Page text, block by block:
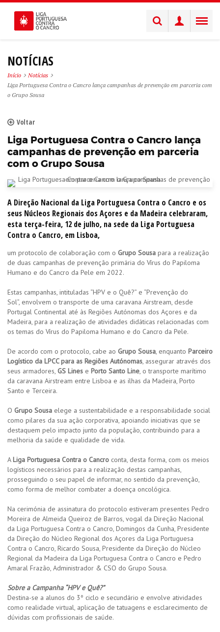
NOTÍCIAS
Início
Notícias
Liga Portuguesa Contra o Cancro lança campanhas de prevenção em parceria com
o Grupo Sousa
Voltar
Liga Portuguesa Contra o Cancro lança
campanhas de prevenção em parceria
com o Grupo Sousa
A Direção Nacional da Liga Portuguesa Contra o Cancro e os
seus Núcleos Regionais dos Açores e da Madeira celebraram,
esta terça-feira, 12 de julho, na sede da Liga Portuguesa
Contra o Cancro, em Lisboa,
um protocolo de colaboração com o Grupo Sousa para a realização
de duas campanhas de prevenção primária do Vírus do Papiloma
Humano e do Cancro da Pele em 2022.
Estas campanhas, intituladas “HPV e o Quê?” e “Prevenção do
Sol”, envolvem o transporte de uma caravana Airstream, desde
Portugal Continental até às Regiões Autónomas dos Açores e da
Madeira, para a realização de atividades didáticas relacionadas com
os temas do Vírus do Papiloma Humano e do Cancro da Pele.
De acordo com o protocolo, cabe ao Grupo Sousa, enquanto Parceiro
Logístico da LPCC para as Regiões Autónomas, assegurar através dos
seus armadores, GS Lines e Porto Santo Line, o transporte marítimo
da caravana Airstream entre Lisboa e as ilhas da Madeira, Porto
Santo e Terceira.
O Grupo Sousa elege a sustentabilidade e a responsabilidade social
como pilares da sua ação corporativa, apoiando iniciativas que se
destaquem pelo impacto junto da população, contribuindo para a
melhoria da saúde e qualidade de vida.
ALiga Portuguesa Contra o Cancro conta, desta forma, com os meios
logísticos necessários para a realização destas campanhas,
prosseguindo o seu papel de informar, no sentido da prevenção,
como forma de melhor combater a doença oncológica.
Na cerimónia de assinatura do protocolo estiveram presentes Pedro
Moreira de Almeida Queiroz de Barros, vogal da Direção Nacional
da Liga Portuguesa Contra o Cancro, Domingos da Cunha, Presidente
da Direção do Núcleo Regional dos Açores da Liga Portuguesa
Contra o Cancro, Ricardo Sousa, Presidente da Direção do Núcleo
Regional da Madeira da Liga Portuguesa Contra o Cancro e Pedro
Amaral Frazão, Administrador & CSO do Grupo Sousa.
Sobre a Campanha “HPV e Quê?”
Destina-se a alunos do 3º ciclo e secundário e envolve atividades
como realidade virtual, aplicação de tatuagens e esclarecimento de
dúvidas com profissionais de saúde.